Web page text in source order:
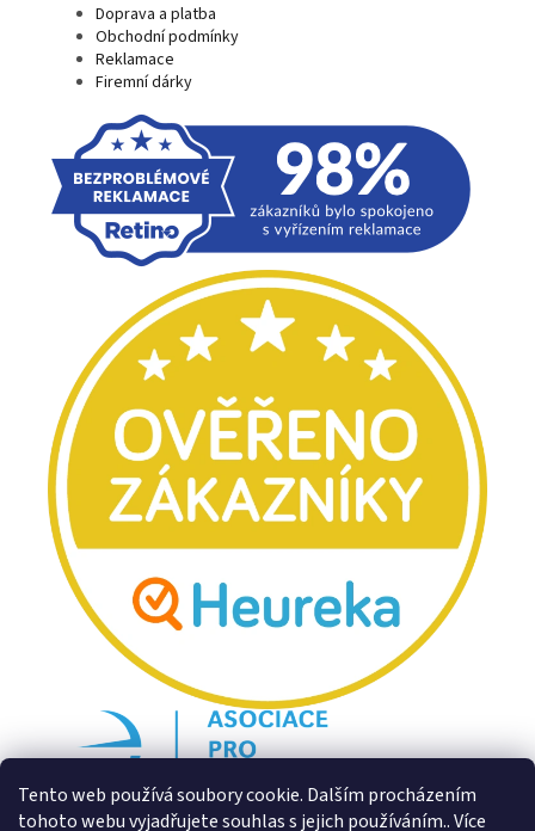
Tento web používá soubory cookie. Dalším procházením
tohoto webu vyjadřujete souhlas s jejich používáním.. Více
Doprava a platba
Obchodní podmínky
Reklamace
Firemní dárky